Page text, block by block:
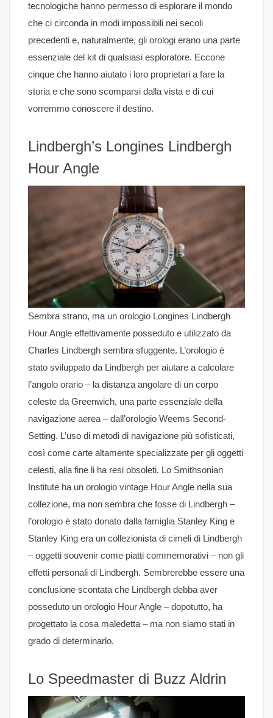
tecnologiche hanno permesso di esplorare il mondo
che ci circonda in modi impossibili nei secoli
precedenti e, naturalmente, gli orologi erano una parte
essenziale del kit di qualsiasi esploratore. Eccone
cinque che hanno aiutato i loro proprietari a fare la
storia e che sono scomparsi dalla vista e di cui
vorremmo conoscere il destino.
Lindbergh’s Longines Lindbergh
Hour Angle
Sembra strano, ma un orologio Longines Lindbergh
Hour Angle effettivamente posseduto e utilizzato da
Charles Lindbergh sembra sfuggente. L’orologio è
stato sviluppato da Lindbergh per aiutare a calcolare
l’angolo orario – la distanza angolare di un corpo
celeste da Greenwich, una parte essenziale della
navigazione aerea – dall’orologio Weems Second-
Setting. L’uso di metodi di navigazione più sofisticati,
così come carte altamente specializzate per gli oggetti
celesti, alla fine li ha resi obsoleti. Lo Smithsonian
Institute ha un orologio vintage Hour Angle nella sua
collezione, ma non sembra che fosse di Lindbergh –
l’orologio è stato donato dalla famiglia Stanley King e
Stanley King era un collezionista di cimeli di Lindbergh
– oggetti souvenir come piatti commemorativi – non gli
effetti personali di Lindbergh. Sembrerebbe essere una
conclusione scontata che Lindbergh debba aver
posseduto un orologio Hour Angle – dopotutto, ha
progettato la cosa maledetta – ma non siamo stati in
grado di determinarlo.
Lo Speedmaster di Buzz Aldrin